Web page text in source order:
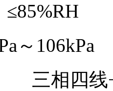
≤85%RH
～ 106kPa
三相四线